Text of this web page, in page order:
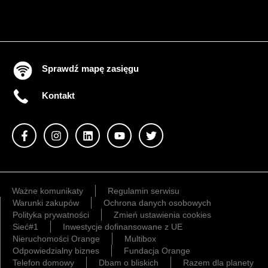
Sprawdź mapę zasięgu
Kontakt
Ważne komunikaty
Regulamin serwisu
Warunki zakupów
Ochrona danych osobowych
Polityka prywatności
Zmień ustawienia cookies
Sieć#1
Inwestycje dofinansowane z UE
Nieruchomości Orange
Multibox
Odpowiedzialny biznes
Fundacja Orange
Telefon domowy
Dbam o bliskich Razem dla planety